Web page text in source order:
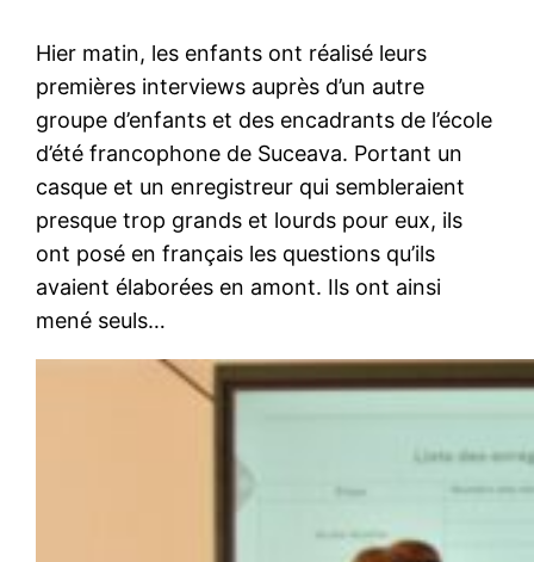
Hier matin, les enfants ont réalisé leurs
premières interviews auprès d’un autre
groupe d’enfants et des encadrants de l’école
d’été francophone de Suceava. Portant un
casque et un enregistreur qui sembleraient
presque trop grands et lourds pour eux, ils
ont posé en français les questions qu’ils
avaient élaborées en amont. Ils ont ainsi
mené seuls…